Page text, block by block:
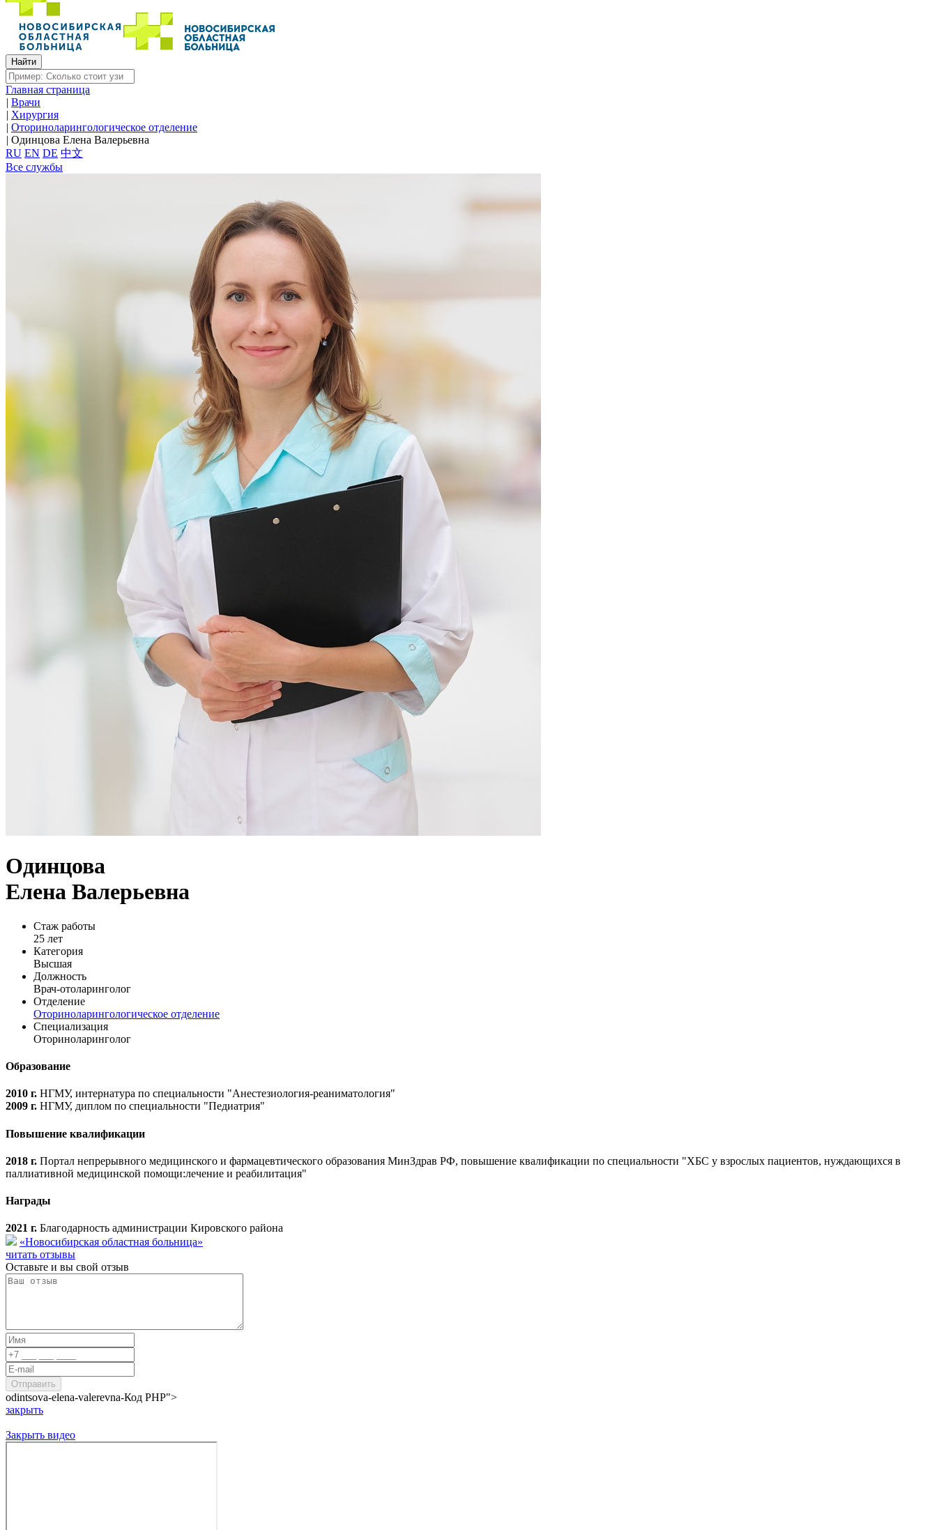
Главная страница
| Врачи
| Хирургия
| Оториноларингологическое отделение
| Одинцова Елена Валерьевна
RU EN DE 中文
Все службы
Одинцова
Елена Валерьевна
Стаж работы
25 лет
Категория
Высшая
Должность
Врач-отоларинголог
Отделение
Оториноларингологическое отделение
Специализация
Оториноларинголог
Образование
2010 г. НГМУ, интернатура по специальности "Анестезиология-реаниматология"
2009 г. НГМУ, диплом по специальности "Педиатрия"
Повышение квалификации
2018 г. Портал непрерывного медицинского и фармацевтического образования МинЗдрав РФ, повышение квалификации по специальности "ХБС у взрослых пациентов, нуждающихся в
паллиативной медицинской помощи:лечение и реабилитация"
Награды
2021 г. Благодарность администрации Кировского района
«Новосибирская областная больница»
читать отзывы
Оставьте и вы свой отзыв
odintsova-elena-valerevna-Код PHP">
закрыть
Закрыть видео